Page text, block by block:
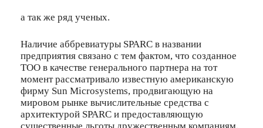
а так же ряд ученых.
Наличие аббревиатуры SPARC в названии
предприятия связано с тем фактом, что созданное
ТОО в качестве генерального партнера на тот
момент рассматривало известную американскую
фирму Sun Microsystems, продвигающую на
мировом рынке вычислительные средства с
архитектурой SPARC и предоставляющую